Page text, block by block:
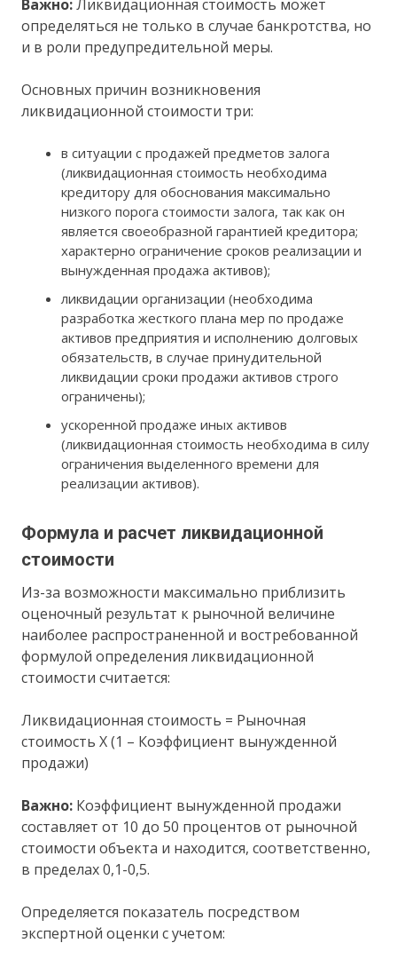
Важно:Ликвидационная стоимость может
определяться не только в случае банкротства, но
и в роли предупредительной меры.
Основных причин возникновения
ликвидационной стоимости три:
в ситуации с продажей предметов залога
(ликвидационная стоимость необходима
кредитору для обоснования максимально
низкого порога стоимости залога, так как он
является своеобразной гарантией кредитора;
характерно ограничение сроков реализации и
вынужденная продажа активов);
ликвидации организации (необходима
разработка жесткого плана мер по продаже
активов предприятия и исполнению долговых
обязательств, в случае принудительной
ликвидации сроки продажи активов строго
ограничены);
ускоренной продаже иных активов
(ликвидационная стоимость необходима в силу
ограничения выделенного времени для
реализации активов).
Формула и расчет ликвидационной
стоимости
Из-за возможности максимально приблизить
оценочный результат к рыночной величине
наиболее распространенной и востребованной
формулой определения ликвидационной
стоимости считается:
Ликвидационная стоимость = Рыночная
стоимость Х (1 – Коэффициент вынужденной
продажи)
Важно: Коэффициент вынужденной продажи
составляет от 10 до 50 процентов от рыночной
стоимости объекта и находится, соответственно,
в пределах 0,1-0,5.
Определяется показатель посредством
экспертной оценки с учетом: